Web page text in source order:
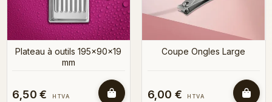
Plateau à outils 195x90x19
mm
6,50 € HTVA
Coupe Ongles Large
6,00 € HTVA